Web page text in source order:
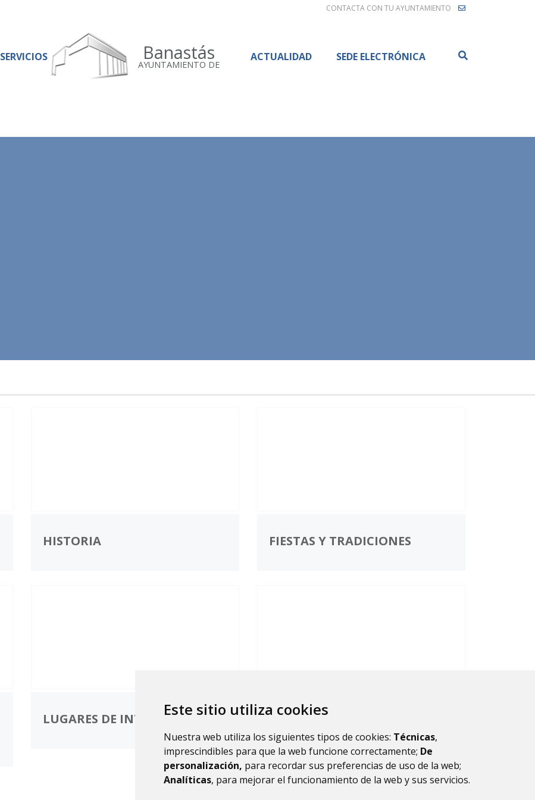
Este sitio utiliza cookies
Nuestra web utiliza los siguientes tipos de cookies: Técnicas,
imprescindibles para que la web funcione correctamente; De
personalización, para recordar sus preferencias de uso de la web;
Analíticas, para mejorar el funcionamiento de la web y sus servicios.
CONTACTA CON TU AYUNTAMIENTO
Banastás
AYUNTAMIENTO DE
SERVICIOS ACTUALIDAD SEDE ELECTRÓNICA
HISTORIA FIESTAS Y TRADICIONES
LUGARES DE INTERÉS GALERÍA DE IMÁGENES